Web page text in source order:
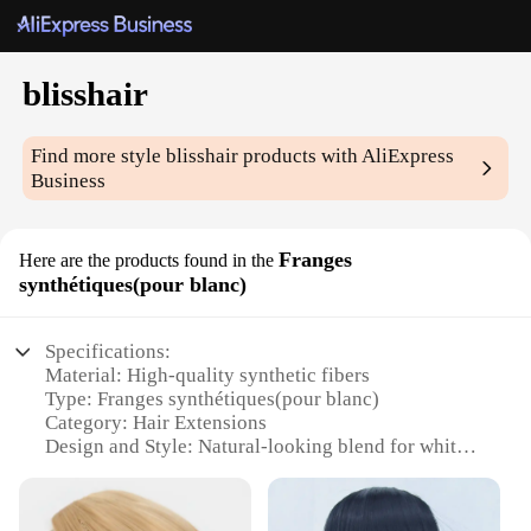
blisshair
Find more styleblisshair products with AliExpress
Business
Here are the products found in the Franges
synthétiques(pour blanc)
Specifications:
Material: High-quality synthetic fibers
Type: Franges synthétiques(pour blanc)
Category: Hair Extensions
Design and Style: Natural-looking blend for white
Usage and Purpose: Enhances hair volume and
length